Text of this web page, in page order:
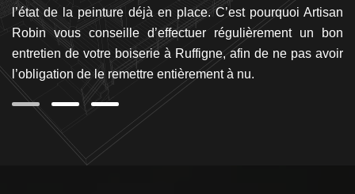
l’état de la peinture déjà en place. C’est pourquoi Artisan
Robin vous conseille d’effectuer régulièrement un bon
entretien de votre boiserie à Ruffigne, afin de ne pas avoir
l’obligation de le remettre entièrement à nu.